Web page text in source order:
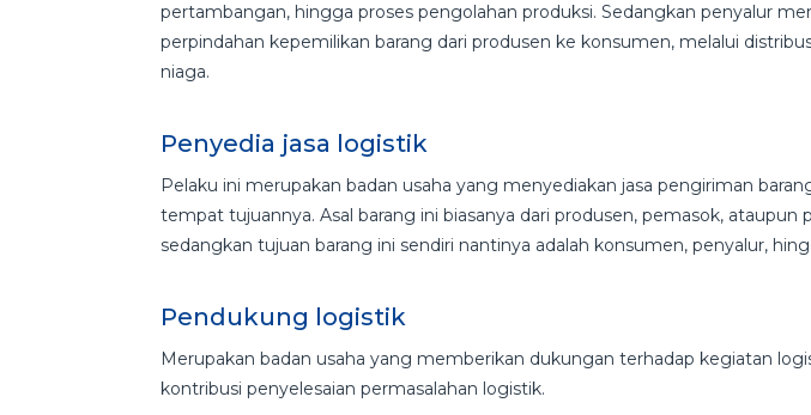
pertambangan, hingga proses pengolahan produksi. Sedangkan penyalur
perpindahan kepemilikan barang dari produsen ke konsumen, melalui
niaga.
Penyedia jasa logistik
Pelaku ini merupakan badan usaha yang menyediakan jasa pengiriman
tempat tujuannya. Asal barang ini biasanya dari produsen, pemasok, ataupun
sedangkan tujuan barang ini sendiri nantinya adalah konsumen, penyalur,
Pendukung logistik
Merupakan badan usaha yang memberikan dukungan terhadap kegiatan
kontribusi penyelesaian permasalahan logistik.